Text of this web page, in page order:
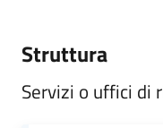
Struttura
Servizi o uffici di